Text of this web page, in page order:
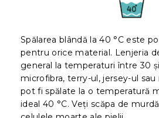
Spălarea blândă la 40 °C este
pentru orice material. Lenjeria
general la temperaturi între 30
microfibra, terry-ul, jersey-ul
pot fi spălate la o temperatură
ideal 40 °C. Veți scăpa de